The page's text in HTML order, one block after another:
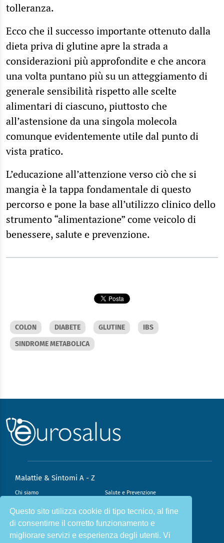
Questo sito utilizza cookie di tipo tecnico, al fine
di consentirne il corretto funzionamento e
migliorare servizi e esperienza degli utenti. Vi
tolleranza.
Ecco che il successo importante ottenuto dalla
dieta priva di glutine apre la strada a
considerazioni più approfondite e che ancora
una volta puntano più su un atteggiamento di
generale sensibilità rispetto alle scelte
alimentari di ciascuno, piuttosto che
all’astensione da una singola molecola
comunque evidentemente utile dal punto di
vista pratico.
L’educazione all’attenzione verso ciò che si
mangia è la tappa fondamentale di questo
percorso e pone la base all’utilizzo clinico dello
strumento “alimentazione” come veicolo di
benessere, salute e prevenzione.
COLON DIABETE GLUTINE
IBS
SINDROME METABOLICA
Malattie & Sintomi A - Z
Chi siamo Salute e Prevenzione
Infiammazione e Allergia Direzione scientifica
Nutrizione e Stili di vita Sport e Benessere
Cookie Policy L’angolo del dottore